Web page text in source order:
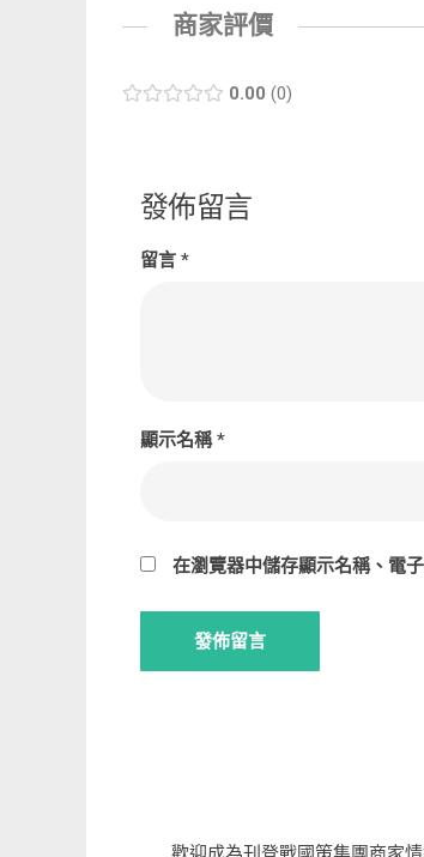
商家評價
0.00 0
發佈留言
留言 *
顯示名稱*
在瀏覽器中儲存顯示名稱、電